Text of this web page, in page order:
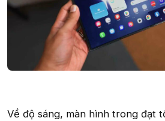
Về độ sáng, màn hình trong đạt